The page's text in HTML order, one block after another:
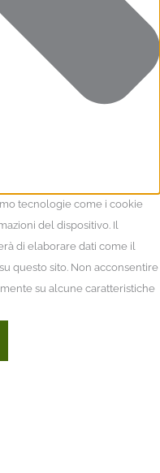
tecnologie come i cookie
del dispositivo. Il
di elaborare dati come il
questo sito. Non acconsentire
su alcune caratteristiche